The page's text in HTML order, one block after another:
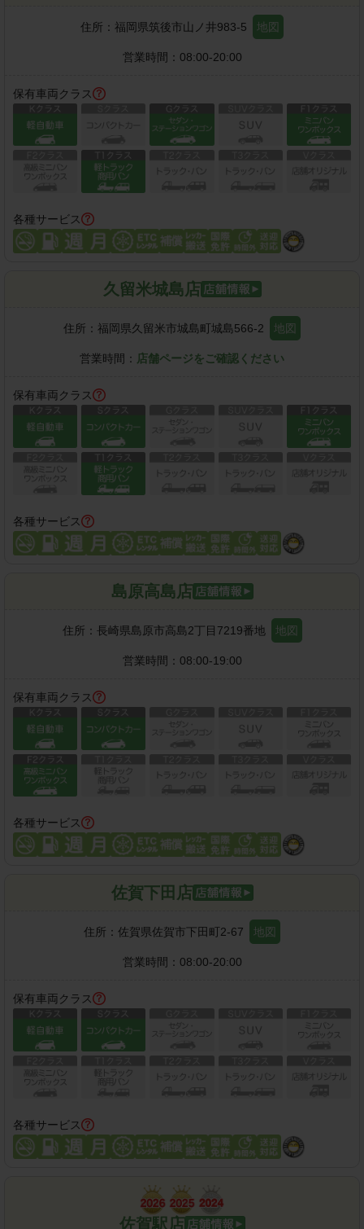
住所： 福岡県筑後市山ノ井983-5 地図
営業時間： 08:00-20:00
保有車両クラス
各種サービス
久留米城島店
住所： 福岡県久留米市城島町城島566-2 地図
営業時間： 店舗ページをご確認ください
保有車両クラス
各種サービス
島原高島店
住所： 長崎県島原市高島2丁目7219番地 地図
営業時間： 08:00-19:00
保有車両クラス
各種サービス
佐賀下田店
住所： 佐賀県佐賀市下田町2-67 地図
営業時間： 08:00-20:00
保有車両クラス
各種サービス
佐賀駅店